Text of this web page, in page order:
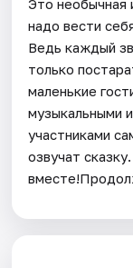
Это необычная
надо вести
Ведь каждый
только
маленькие
музыкальными
участниками
озвучат